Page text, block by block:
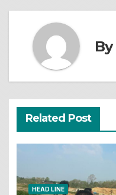
By
Related Post
HEAD LINE